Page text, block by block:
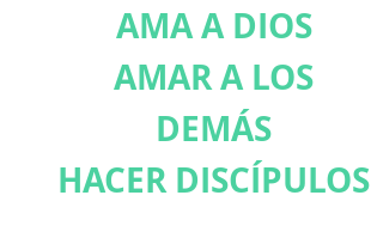
AMA A DIOS
AMAR A LOS
DEMÁS
HACER DISCÍPULOS